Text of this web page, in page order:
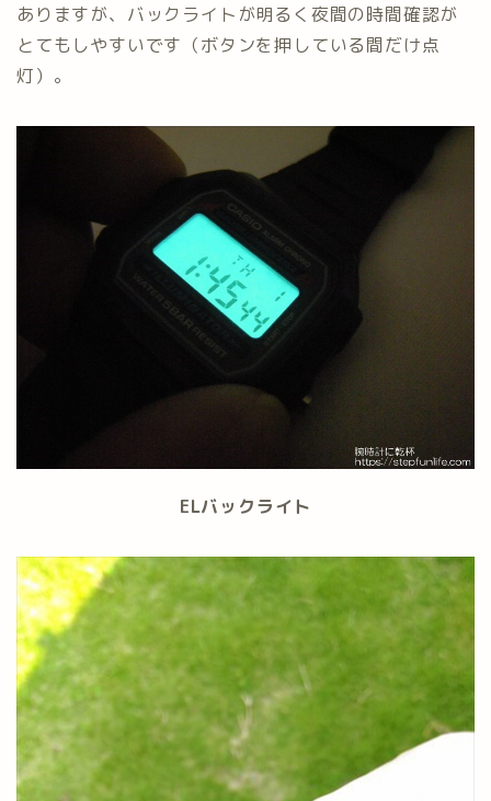
ありますが、バックライトが明るく夜間の時間確認が
とてもしやすいです（ボタンを押している間だけ点
灯）。
ELバックライト